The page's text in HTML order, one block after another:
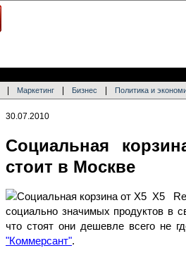
Маркетинг Бизнес Политика и
30.07.2010
Социальная
стоит в Москве
X5
социально значимых продуктов в
что стоят они дешевле всего не
"Коммерсант".